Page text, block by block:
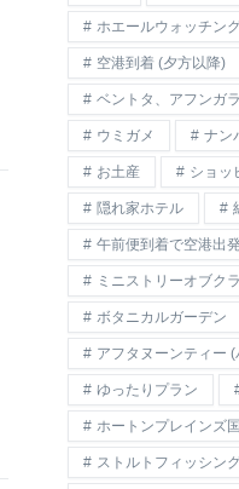
ホエールウォッチン
空港到着 (夕方以降)
ベントタ、アフンガ
ウミガメ ナン
お土産 ショッ
隠れ家ホテル
午前便到着で空港出
ミニストリーオブク
ボタニカルガーデン
アフタヌーンティー
ゆったりプラン
ホートンプレインズ
ストルトフィッシン